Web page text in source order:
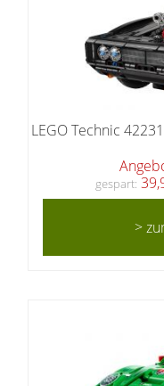
LEGO Technic
gespart:
>